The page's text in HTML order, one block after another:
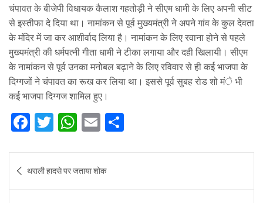
चंपावत के बीजेपी विधायक कैलाश गहतोड़ी ने सीएम धामी के लिए अपनी सीट
से इस्तीफा दे दिया था। नामांकन से पूर्व मुख्यमंत्री ने अपने गांव के कुल देवता
के मंदिर में जा कर आशीर्वाद लिया है। नामांकन के लिए रवाना होने से पहले
मुख्यमंत्री की धर्मपत्नी गीता धामी ने टीका लगाया और दही खिलायी। सीएम
के नामांकन से पूर्व उनका मनोबल बढ़ाने के लिए रविवार से ही कई भाजपा के
दिग्गजों ने चंपावत का रूख कर लिया था। इससे पूर्व सुबह रोड शो मंे भी
कई भाजपा दिग्गज शामिल हुए।
F
c
e
b
T
it
te
r
W
at
s
A
E
ai
l
ar
navigation
थराली हादसे पर जताया शोक